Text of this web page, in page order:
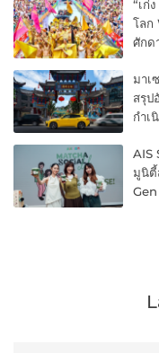
“เก่
โลก
ศักด
มาเ
สรุป
กำเ
AIS
มูนิตี้